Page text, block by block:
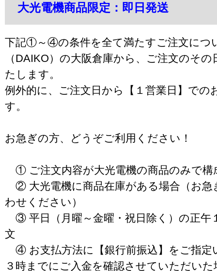
大光電機商品限定：即日発送
下記①～④の条件を全て満たすご注文につ
（DAIKO）の大阪倉庫から、ご注文のそ
たします。
例外的に、ご注文日から【１営業日】での
す。
お急ぎの方、どうぞご利用ください！
① ご注文内容が大光電機の商品のみで構
② 大光電機に商品在庫がある場合（お急
わせください）
③ 平日（月曜～金曜・祝日除く）の正午
文
④ お支払方法に【銀行前振込】をご指定
３時までにご入金を確認させていただいた